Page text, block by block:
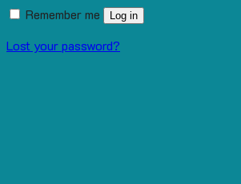
Remember me
Log in
Lost your password?